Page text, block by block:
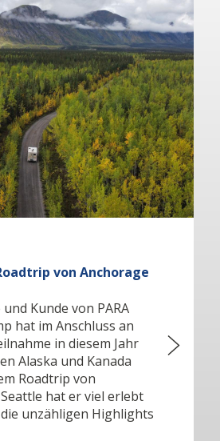
von Anchorage
Kunde von PARA
hat im Anschluss an
in diesem Jahr
Alaska und Kanada
Roadtrip von
hat er viel erlebt
unzähligen Highlights